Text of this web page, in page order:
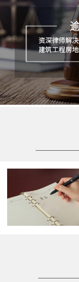
——————
——————